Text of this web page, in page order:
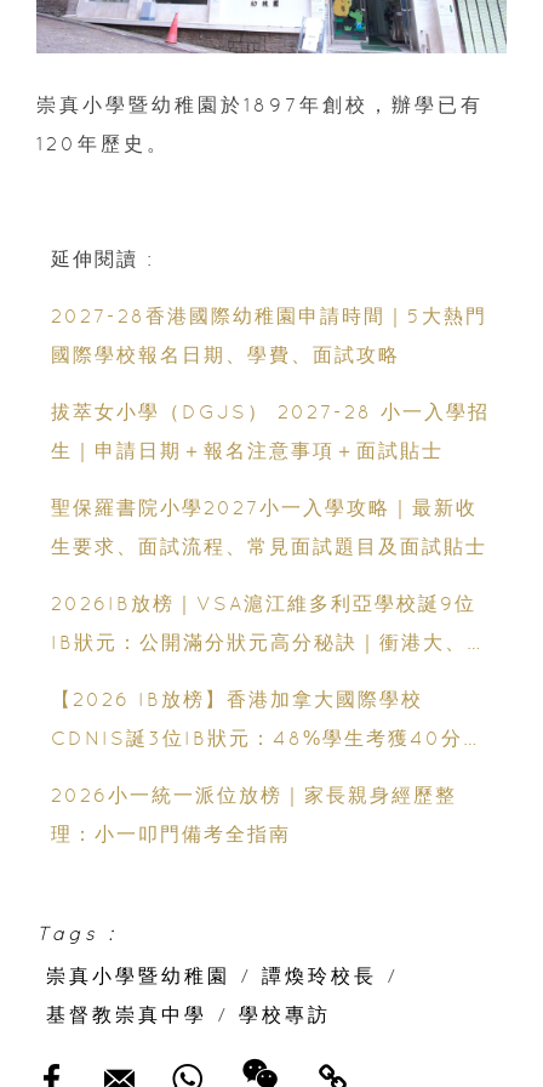
崇真小學暨幼稚園於1897年創校，辦學已有
120年歷史。
延伸閱讀 :
2027-28香港國際幼稚園申請時間｜5大熱門
國際學校報名日期、學費、面試攻略
拔萃女小學（DGJS） 2027-28 小一入學招
生｜申請日期＋報名注意事項＋面試貼士
聖保羅書院小學2027小一入學攻略｜最新收
生要求、面試流程、常見面試題目及面試貼士
2026IB放榜｜VSA滬江維多利亞學校誕9位
IB狀元：公開滿分狀元高分秘訣｜衝港大、帝
【2026 IB放榜】香港加拿大國際學校
CDNIS誕3位IB狀元：48%學生考獲40分以
2026小一統一派位放榜｜家長親身經歷整
理：小一叩門備考全指南
Tags :
崇真小學暨幼稚園
/ 譚煥玲校長
/
基督教崇真中學
/ 學校專訪